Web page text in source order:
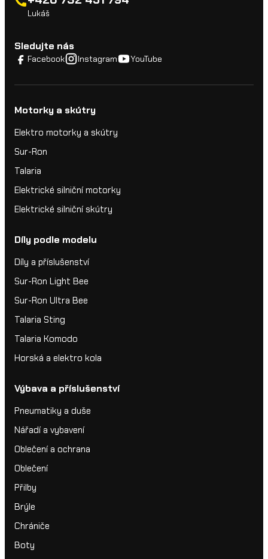
Lukáš
Sledujte nás
Facebook Instagram YouTube
Motorky a skútry
Elektro motorky a skútry
Sur-Ron
Talaria
Elektrické silniční motorky
Elektrické silniční skútry
Díly podle modelu
Díly a příslušenství
Sur-Ron Light Bee
Sur-Ron Ultra Bee
Talaria Sting
Talaria Komodo
Horská a elektro kola
Výbava a příslušenství
Pneumatiky a duše
Nářadí a vybavení
Oblečení a ochrana
Oblečení
Přilby
Brýle
Chrániče
Boty